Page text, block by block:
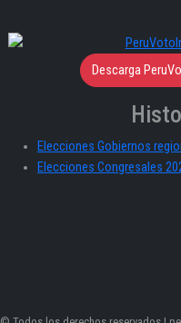
Descarga
Elecciones Gobiernos
Elecciones Congresales